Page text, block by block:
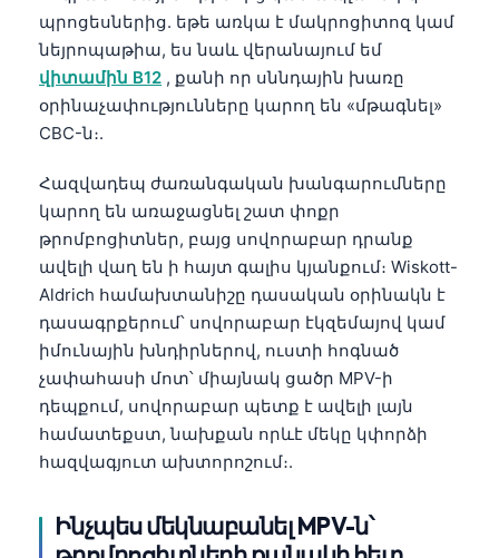
պրոցեսներից. եթե առկա է մակրոցիտոզ կամ
նեյրոպաթիա, ես նաև վերանայում եմ
վիտամին B12 , քանի որ սննդային խառը
օրինաչափությունները կարող են «մթագնել»
CBC-ն։.
Հազվադեպ ժառանգական խանգարումները
կարող են առաջացնել շատ փոքր
թրոմբոցիտներ, բայց սովորաբար դրանք
ավելի վաղ են ի հայտ գալիս կյանքում։ Wiskott-
Aldrich համախտանիշը դասական օրինակն է
դասագրքերում՝ սովորաբար էկզեմայով կամ
իմունային խնդիրներով, ուստի հոգնած
չափահասի մոտ՝ միայնակ ցածր MPV-ի
դեպքում, սովորաբար պետք է ավելի լայն
համատեքստ, նախքան որևէ մեկը կփորձի
հազվագյուտ ախտորոշում։.
Ինչպես մեկնաբանել MPV-ն՝
Esperanto
Frysk
Ślōnskŏ gŏdka
Norsk bokmål